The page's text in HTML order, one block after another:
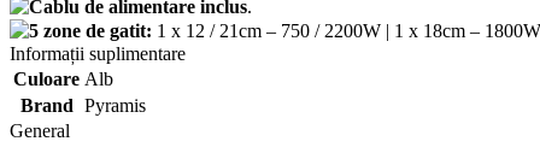
Cablu de alimentare inclus.
5 zone de gatit: 1 x 12 / 21cm – 750 / 2200W | 1 x 18cm –
Informații suplimentare
Culoare Alb
Brand Pyramis
General